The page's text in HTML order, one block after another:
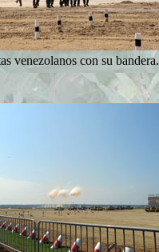
venezolanos con su bandera.